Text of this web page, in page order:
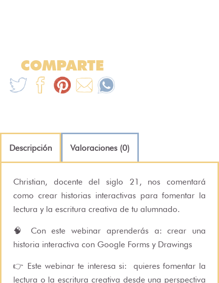
COMPARTE
Descripción Valoraciones (0)
Christian, docente del siglo 21, nos comentará
como crear historias interactivas para fomentar la
lectura y la escritura creativa de tu alumnado.
🧠 Con este webinar aprenderás a:⁠ crear una
historia interactiva con Google Forms y Drawings
👉 Este webinar te interesa si: ⁠ quieres fomentar la
lectura o la escritura creativa desde una perspectiva